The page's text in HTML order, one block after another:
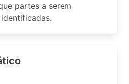
partes a serem